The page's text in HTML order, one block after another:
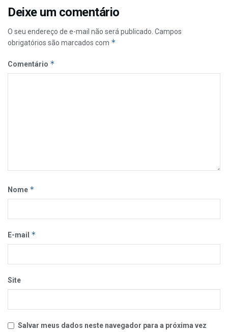
Deixe um comentário
O seu endereço de e-mail não será publicado. Campos
obrigatórios são marcados com *
Comentário *
Nome *
E-mail *
Site
Salvar meus dados neste navegador para a próxima vez